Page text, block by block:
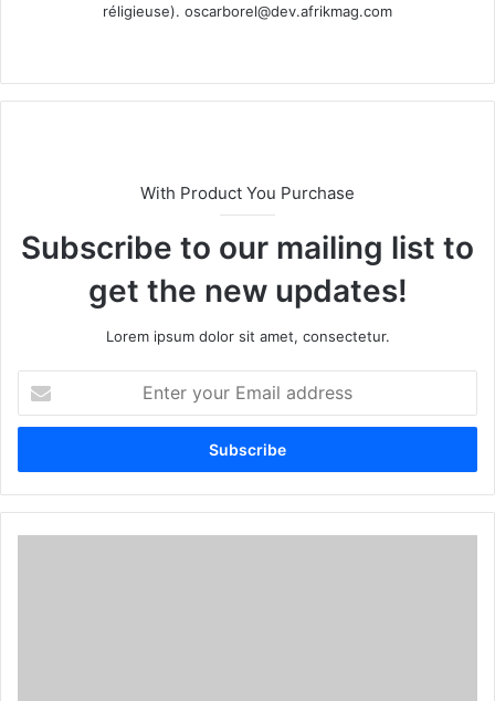
réligieuse). oscarborel@dev.afrikmag.com
te
With Product You Purchase
Subscribe to our mailing list to
get the new updates!
Lorem ipsum dolor sit amet, consectetur.
t
r
y